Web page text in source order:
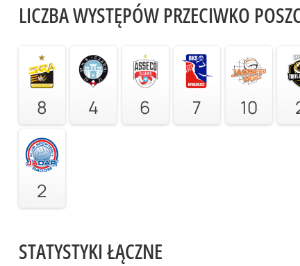
LICZBA WYSTĘPÓW PRZECIWKO
8 4 6 7 10
2
STATYSTYKI ŁĄCZNE